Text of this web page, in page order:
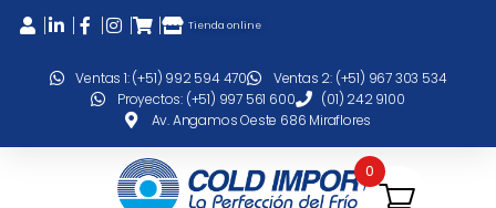
Ventas 1: (+51) 992 594 470
Ventas 2: (+51) 967 303 534
Proyectos: (+51) 997 561 600
(01) 242 9100
Av. Angamos Oeste 686 Miraflores
Tienda online
0